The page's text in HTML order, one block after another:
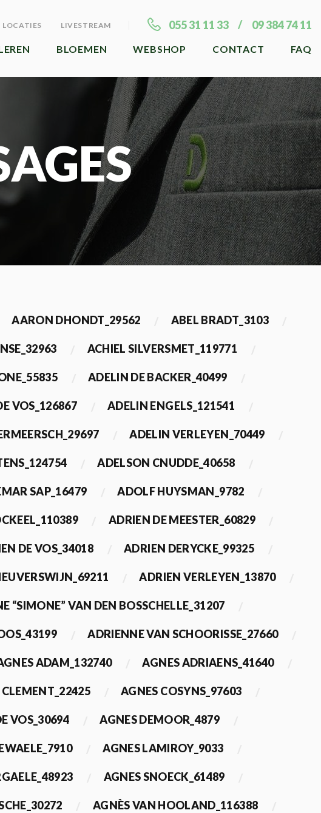
LOCATIES LIVESTREAM 055 31 11 33 09 384 74 11
BLOEMEN WEBSHOP CONTACT FAQ
AARON DHONDT_29562 ABEL BRADT_3103
ACHIEL SILVERSMET_119771
ADELIN DE BACKER_40499
VOS_126867 ADELIN ENGELS_121541
ADELIN VERLEYEN_70449
ADELSON CNUDDE_40658
SAP_16479 ADOLF HUYSMAN_9782
ADRIEN DE MEESTER_60829
DE VOS_34018 ADRIEN DERYCKE_99325
ADRIEN VERLEYEN_13870
“SIMONE” VAN DEN BOSSCHELLE_31207
ADRIENNE VAN SCHOORISSE_27660
ADAM_132740 AGNES ADRIAENS_41640
AGNES COSYNS_97603
VOS_30694 AGNES DEMOOR_4879
AGNES LAMIROY_9033
AGNES SNOECK_61489
AGNÈS VAN HOOLAND_116388